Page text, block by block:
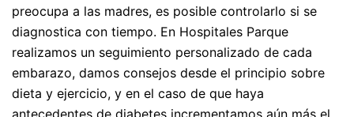
preocupa a las madres, es posible controlarlo si se
diagnostica con tiempo. En Hospitales Parque
realizamos un seguimiento personalizado de cada
embarazo, damos consejos desde el principio sobre
dieta y ejercicio, y en el caso de que haya